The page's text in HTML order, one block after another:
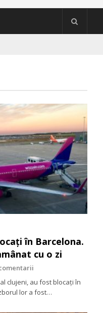
în Barcelona.
cu o zi
clujeni, au fost blocaţi în
lor a fost…